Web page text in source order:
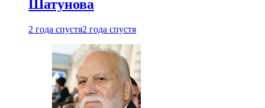
Шатунова
2 года спустя2 года спустя